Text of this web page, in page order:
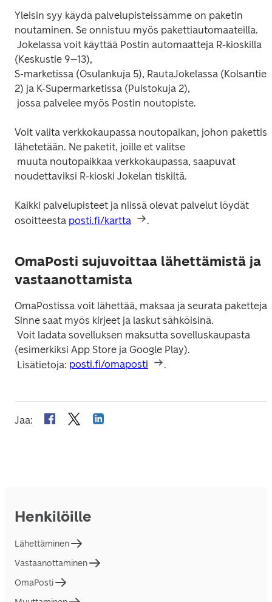
Yleisin syy käydä palvelupisteissämme on paketin
noutaminen. Se onnistuu myös pakettiautomaateilla.
(Keskustie 9–13),
S-marketissa (Osulankuja 5), RautaJokelassa (Kolsantie
2) ja K-Supermarketissa (Puistokuja 2),
Voit valita verkkokaupassa noutopaikan, johon pakettisi
lähetetään. Ne paketit, joille et valitse
Kaikki palvelupisteet ja niissä olevat palvelut löydät
osoitteesta posti.fi/kartta
OmaPosti sujuvoittaa lähettämistä ja
vastaanottamista
OmaPostissa voit lähettää, maksaa ja seurata paketteja.
Sinne saat myös kirjeet ja laskut sähköisinä.
(esimerkiksi App Store ja Google Play).
Lisätietoja: posti.fi/omaposti .
Jaa:
Henkilöille
Lähettäminen
Vastaanottaminen
OmaPosti